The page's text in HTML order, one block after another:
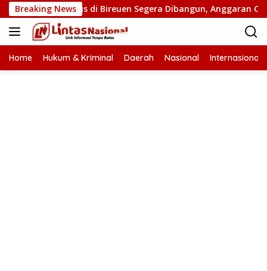
Langsung
ke
konten
Breaking News
Putus di Bireuen Segera Dibangun, Anggaran Capai 500
Home Hukum & Kriminal Daerah Nasional Internasional